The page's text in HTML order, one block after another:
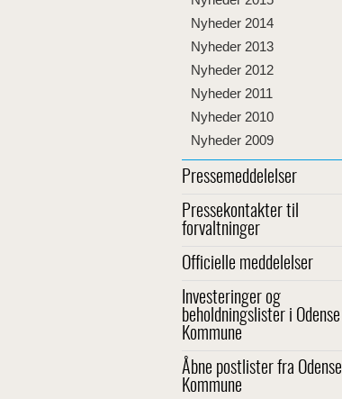
Nyheder 2014
Nyheder 2013
Nyheder 2012
Nyheder 2011
Nyheder 2010
Nyheder 2009
Pressemeddelelser
Pressekontakter til
forvaltninger
Officielle meddelelser
Investeringer og
beholdningslister i Odense
Kommune
Åbne postlister fra Odense
Kommune